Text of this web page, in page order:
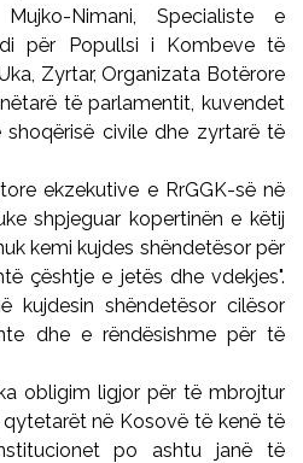
Nimani, Specialiste e
për Popullsi i Kombeve të
Zyrtar, Organizata Botërore
të parlamentit, kuvendet
civile dhe zyrtarë të
ekzekutive e RrGGK-së në
shpjeguar kopertinën e këtij
kemi kujdes shëndetësor për
çështje e jetës dhe vdekjes".
kujdesin shëndetësor cilësor
dhe e rëndësishme për të
obligim ligjor për të mbrojtur
në Kosovë të kenë të
po ashtu janë të